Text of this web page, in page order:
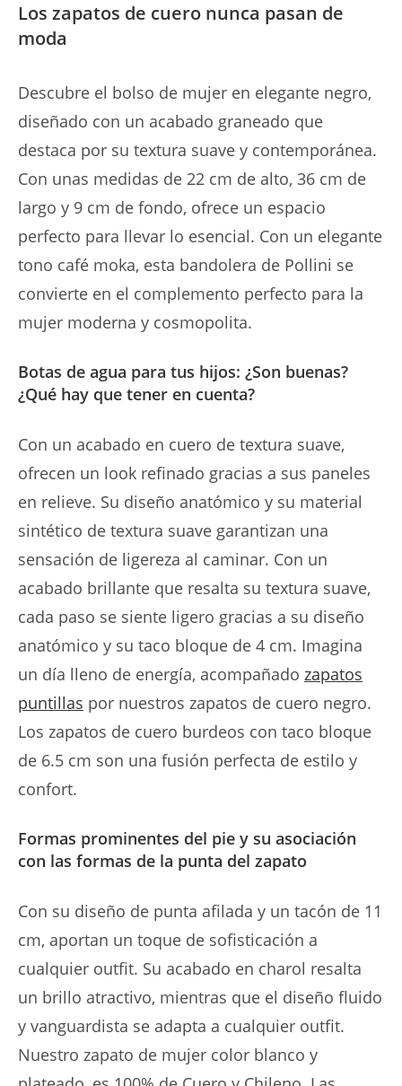
Los zapatos de cuero nunca pasan de
moda
Descubre el bolso de mujer en elegante negro,
diseñado con un acabado graneado que
destaca por su textura suave y contemporánea.
Con unas medidas de 22 cm de alto, 36 cm de
largo y 9 cm de fondo, ofrece un espacio
perfecto para llevar lo esencial. Con un elegante
tono café moka, esta bandolera de Pollini se
convierte en el complemento perfecto para la
mujer moderna y cosmopolita.
Botas de agua para tus hijos: ¿Son buenas?
¿Qué hay que tener en cuenta?
Con un acabado en cuero de textura suave,
ofrecen un look refinado gracias a sus paneles
en relieve. Su diseño anatómico y su material
sintético de textura suave garantizan una
sensación de ligereza al caminar. Con un
acabado brillante que resalta su textura suave,
cada paso se siente ligero gracias a su diseño
anatómico y su taco bloque de 4 cm. Imagina
un día lleno de energía, acompañado zapatos
puntillas por nuestros zapatos de cuero negro.
Los zapatos de cuero burdeos con taco bloque
de 6.5 cm son una fusión perfecta de estilo y
confort.
Formas prominentes del pie y su asociación
con las formas de la punta del zapato
Con su diseño de punta afilada y un tacón de 11
cm, aportan un toque de sofisticación a
cualquier outfit. Su acabado en charol resalta
un brillo atractivo, mientras que el diseño fluido
y vanguardista se adapta a cualquier outfit.
Nuestro zapato de mujer color blanco y